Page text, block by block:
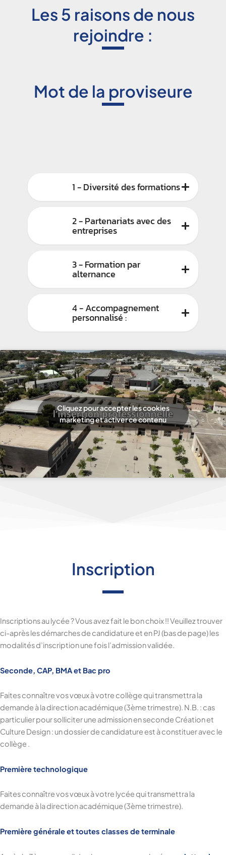
Les 5 raisons de nous
rejoindre :
Mot de la proviseure
1 - Diversité des formations
2 - Partenariats avec des
entreprises
3 - Formation par
alternance
4 - Accompagnement
personnalisé :
Cliquez pour accepter les cookies
marketing et activer ce contenu
Inscription
Inscriptions au lycée ? Vous avez fait le bon choix !! Veuillez trouver
ci-après les démarches de candidature et en PJ (bas de page) les
modalités d’inscription une fois l’admission validée.
Seconde, CAP, BMA et Bac pro
Faites connaître vos vœux à votre collège qui transmettra la
demande à la direction académique (3ème trimestre). N.B. : cas
particulier pour solliciter une admission en seconde Création et
Culture Design : un dossier de candidature est à constituer avec le
collège .
Première technologique
Faites connaître vos vœux à votre lycée qui transmettra la
demande à la direction académique (3ème trimestre).
Première générale et toutes classes de terminale